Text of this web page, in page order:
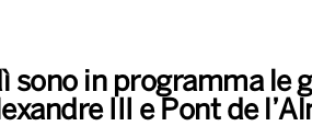
sono in programma le
III e Pont de